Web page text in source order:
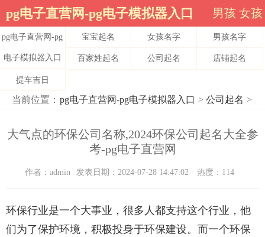
pg电子直营网-pg电子模拟器入口 男孩 女孩
pg电子直营网-pg
电子模拟器入口
宝宝起名 女孩名字 男孩名字
百家姓起名 公司起名 店铺起名
提车吉日
当前位置： pg电子直营网-pg电子模拟器入口 > 公司起名 >
大气点的环保公司名称,2024环保公司起名大全参
考-pg电子直营网
作者：admin 发表日期：2024-07-28 14:47:02 热度：114
环保行业是一个大事业，很多人都支持这个行业，他
们为了保护环境，积极投身于环保建设。而一个环保